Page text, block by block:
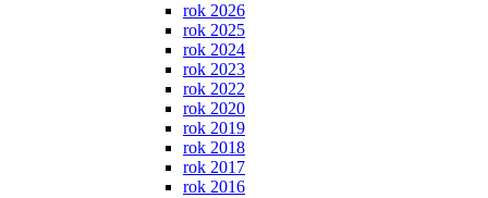
rok 2026
rok 2025
rok 2024
rok 2023
rok 2022
rok 2020
rok 2019
rok 2018
rok 2017
rok 2016